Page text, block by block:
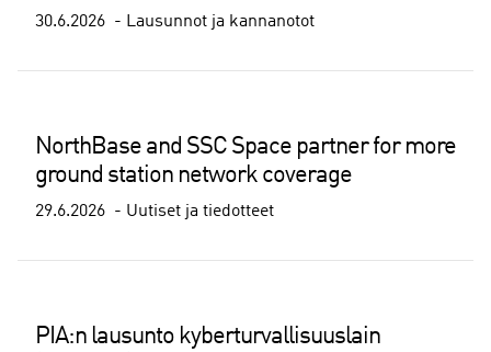
30.6.2026 Lausunnot ja kannanotot
NorthBase and SSC Space partner for more
ground station network coverage
29.6.2026 Uutiset ja tiedotteet
PIA:n lausunto kyberturvallisuuslain